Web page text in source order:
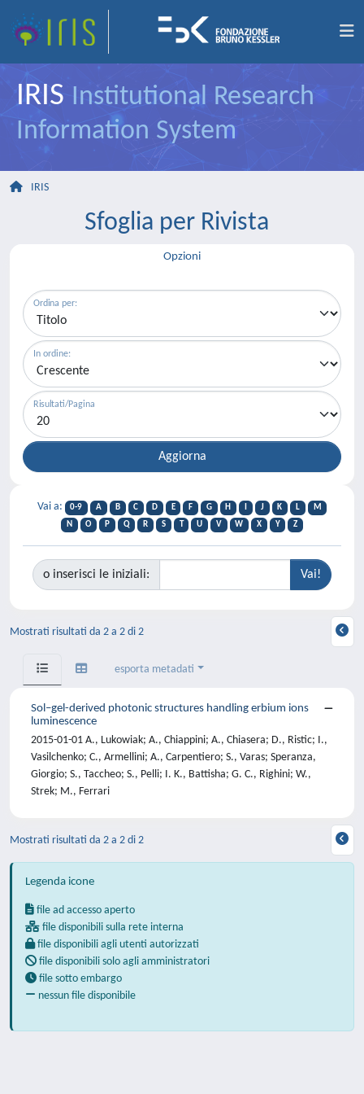
IRIS Institutional Research
Information System
IRIS
Sfoglia per Rivista
Opzioni
Ordina per:
In ordine:
Risultati/Pagina
Vai a: 0-9 A B C D E F G H J K L
M
N
O P Q R S T U V W X Y Z
o inserisci le iniziali:
Mostrati risultati da 2 a 2 di 2
esporta metadati
Sol–gel-derived photonic structures handling erbium ions
luminescence
2015-01-01 A., Lukowiak; A., Chiappini; A., Chiasera; D., Ristic; I.,
Vasilchenko; C., Armellini; A., Carpentiero; S., Varas; Speranza,
Giorgio; S., Taccheo; S., Pelli; I. K., Battisha; G. C., Righini; W.,
Strek; M., Ferrari
Mostrati risultati da 2 a 2 di 2
Legenda icone
file ad accesso aperto
file disponibili sulla rete interna
file disponibili agli utenti autorizzati
file disponibili solo agli amministratori
file sotto embargo
nessun file disponibile